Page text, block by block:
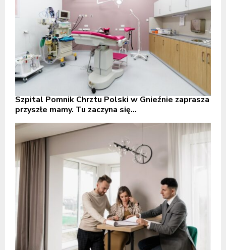
Szpital Pomnik Chrztu Polski w Gnieźnie zaprasza
przyszłe mamy. Tu zaczyna się...